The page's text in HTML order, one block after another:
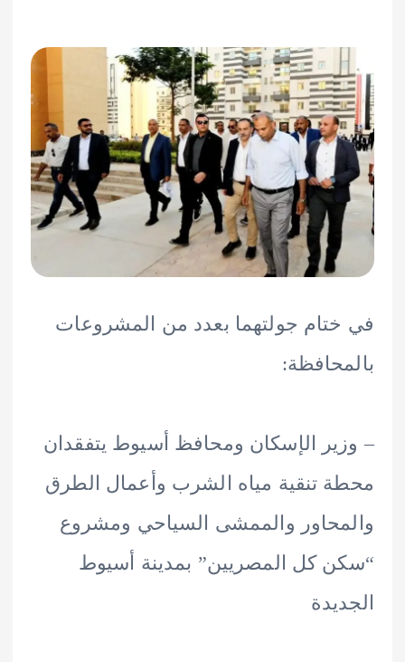
جولتهما بعدد من المشروعات
الإسكان ومحافظ أسيوط يتفقدان
تنقية مياه الشرب وأعمال الطرق
والممشى السياحي ومشروع
كل المصريين” بمدينة أسيوط